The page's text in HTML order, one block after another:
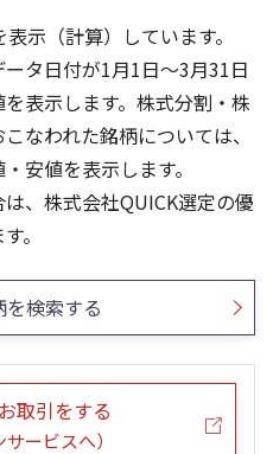
動平均 出来高(千)
2,000
3,000
3,500
移動平均 出来高(千)
500
1,500
2,500
3,000
3,500
示（計算）しています。
タ日付が1月1日～3月31日
表示します。株式分割・株
なわれた銘柄については、
安値を表示します。
、株式会社QUICK選定の優
。
を検索する
取引をする
サービスへ）